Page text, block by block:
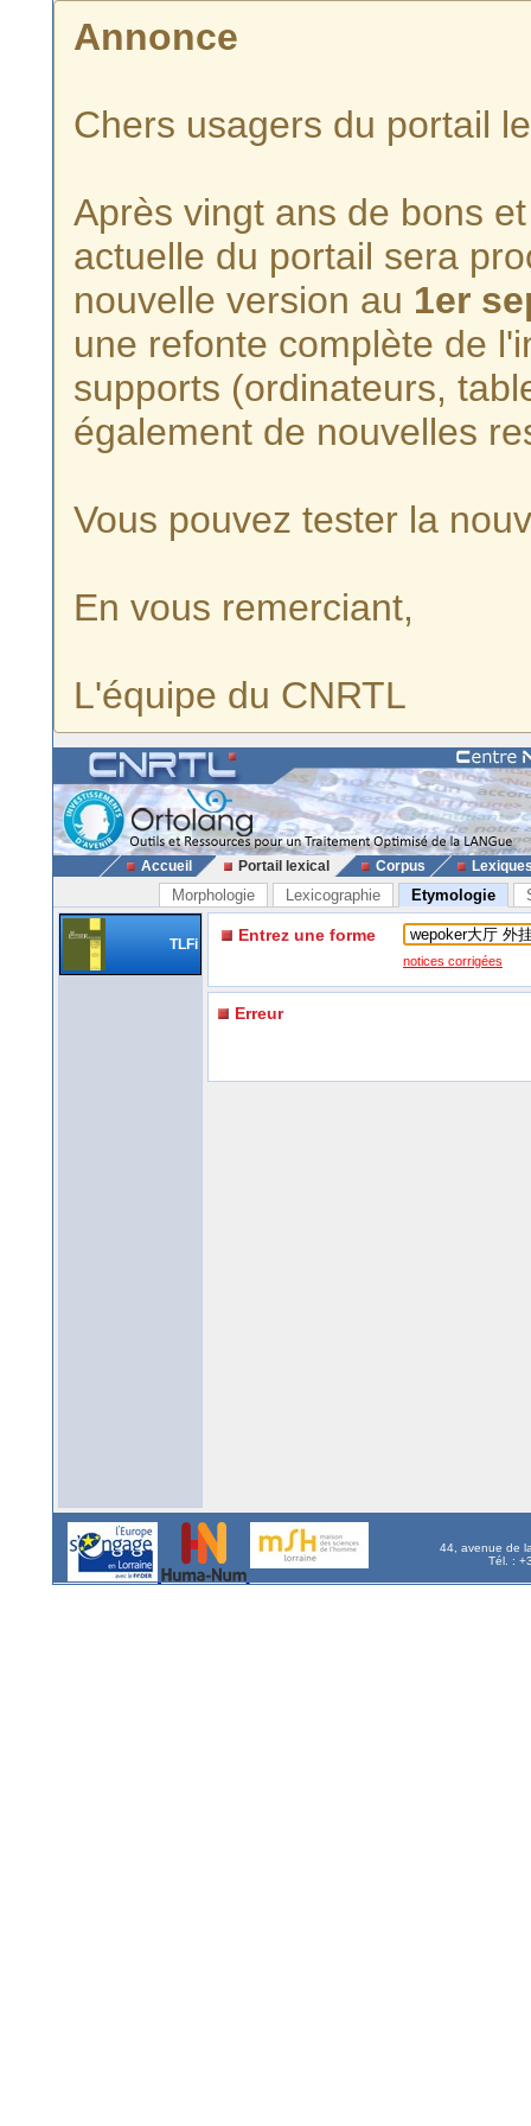
Annonce
Chers usagers du portail
Après vingt ans de bons
actuelle du portail sera
nouvelle version au 1er
une refonte complète de
supports (ordinateurs,
également de nouvelles
Vous pouvez tester la
En vous remerciant,
L'équipe du CNRTL
Accueil Portail lexical Corpus
Morphologie Lexicographie Etymologie
TLFi Entrez une forme
notices corrigées
Erreur
44, avenue de
Tél. :